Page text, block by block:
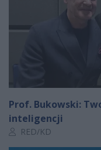
Prof. Bukowski:
inteligencji
Autor artykułu:
RED/KD